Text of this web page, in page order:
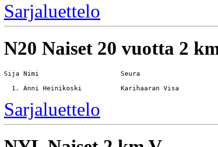
Sarjaluettelo
N20 Naiset 20 vuotta 2
Sija Nimi                     Seura
Sarjaluettelo